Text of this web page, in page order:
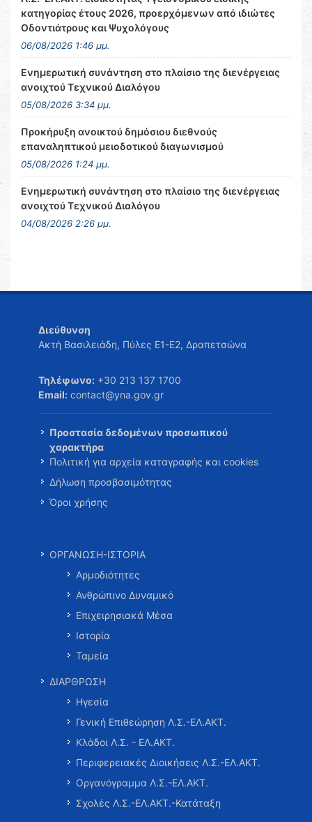
κατηγορίας έτους 2026, προερχόμενων από ιδιώτες
Οδοντιάτρους και Ψυχολόγους
06/08/2026 1:46 μμ.
Ενημερωτική συνάντηση στο πλαίσιο της διενέργειας
ανοιχτού Τεχνικού Διαλόγου
05/08/2026 3:34 μμ.
Προκήρυξη ανοικτού δημόσιου διεθνούς
επαναληπτικού μειοδοτικού διαγωνισμού
05/08/2026 1:24 μμ.
Ενημερωτική συνάντηση στο πλαίσιο της διενέργειας
ανοιχτού Τεχνικού Διαλόγου
04/08/2026 2:26 μμ.
Διεύθυνση
Ακτή Βασιλειάδη, Πύλες Ε1-Ε2, Δραπετσώνα
Τηλέφωνο: +30 213 137 1700
Email: contact@yna.gov.gr
Προστασία δεδομένων προσωπικού
χαρακτήρα
Πολιτική για αρχεία καταγραφής και cookies
Δήλωση προσβασιμότητας
Όροι χρήσης
ΟΡΓΑΝΩΣΗ-ΙΣΤΟΡΙΑ
Αρμοδιότητες
Ανθρώπινο Δυναμικό
Επιχειρησιακά Μέσα
Ιστορία
Ταμεία
ΔΙΑΡΘΡΩΣΗ
Ηγεσία
Γενική Επιθεώρηση Λ.Σ.-ΕΛ.ΑΚΤ.
Κλάδοι Λ.Σ. - ΕΛ.ΑΚΤ.
Περιφερειακές Διοικήσεις Λ.Σ.-ΕΛ.ΑΚΤ.
Οργανόγραμμα Λ.Σ.-ΕΛ.ΑΚΤ.
Σχολές Λ.Σ.-ΕΛ.ΑΚΤ.-Κατάταξη